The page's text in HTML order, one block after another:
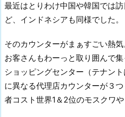
最近はとりわけ中国や韓国では
ど、インドネシアも同様でした。
そのカウンターがまぁすごい熱気
お客さんもわーっと取り囲んで
ショッピングセンター（テナン
に異なる代理店カウンターが３
者コスト世界1＆2位のモスクワや